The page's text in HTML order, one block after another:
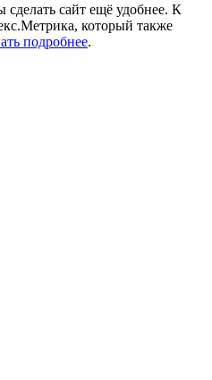
сайт ещё удобнее. К
который также
подробнее.